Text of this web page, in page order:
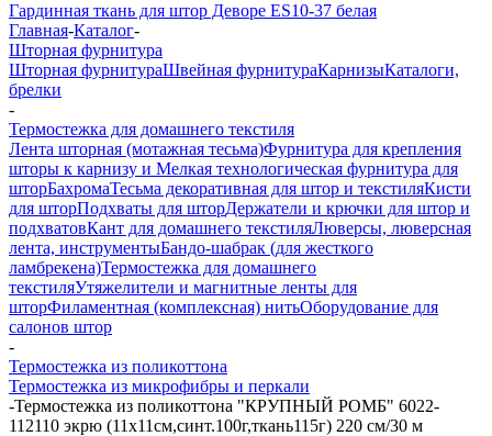
Гардинная ткань для штор Деворе ES10-37 белая
Главная-Каталог-
Шторная фурнитура
Шторная фурнитураШвейная фурнитураКарнизыКаталоги,
брелки
-
Термостежка для домашнего текстиля
Лента шторная (мотажная тесьма)Фурнитура для крепления
шторы к карнизу и Мелкая технологическая фурнитура для
шторБахромаТесьма декоративная для штор и текстиляКисти
для шторПодхваты для шторДержатели и крючки для штор и
подхватовКант для домашнего текстиляЛюверсы, люверсная
лента, инструментыБандо-шабрак (для жесткого
ламбрекена)Термостежка для домашнего
текстиляУтяжелители и магнитные ленты для
шторФиламентная (комплексная) нитьОборудование для
салонов штор
-
Термостежка из поликоттона
Термостежка из микрофибры и перкали
-Термостежка из поликоттона "КРУПНЫЙ РОМБ" 6022-
112110 экрю (11х11см,синт.100г,ткань115г) 220 см/30 м